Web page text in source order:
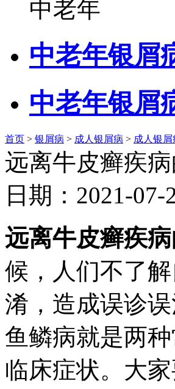
中老年
中老年银屑
中老年银屑
首页 > 银屑病 > 成人银屑病 > 成人银屑
远离牛皮癣疾病
日期：2021-
远离牛皮癣疾病
候，人们不了
淆，造成误诊
鱼鳞病就是两
临床症状。大